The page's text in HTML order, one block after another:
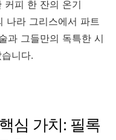
커피 한 잔의 온기
나라 그리스에서 파트
과 그들만의 독특한 시
니다.
심 가치: 필록